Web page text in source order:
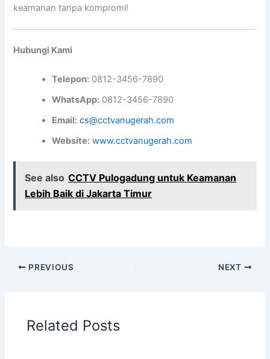
keamanan tanpa kompromi!
Hubungi Kami
Telepon: 0812-3456-7890
WhatsApp: 0812-3456-7890
Email: cs@cctvanugerah.com
Website: www.cctvanugerah.com
See also CCTV Pulogadung untuk Keamanan
Lebih Baik di Jakarta Timur
PREVIOUS NEXT
Related Posts